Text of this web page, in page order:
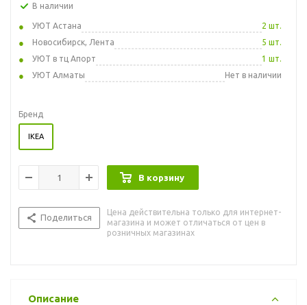
В наличии
УЮТ Астана
2 шт.
Новосибирск, Лента
5 шт.
УЮТ в тц Апорт
1 шт.
УЮТ Алматы
Нет в наличии
Бренд
IKEA
В корзину
Поделиться
Цена действительна только для интернет-
магазина и может отличаться от цен в
розничных магазинах
Описание